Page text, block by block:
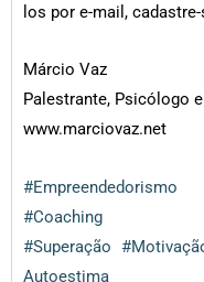
los por e-mail,
Márcio Vaz
Palestrante, Psicólogo
www.marciovaz.net
#Coaching
#Superação
Autoestima